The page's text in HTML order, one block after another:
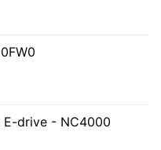
E-drive - NC4000